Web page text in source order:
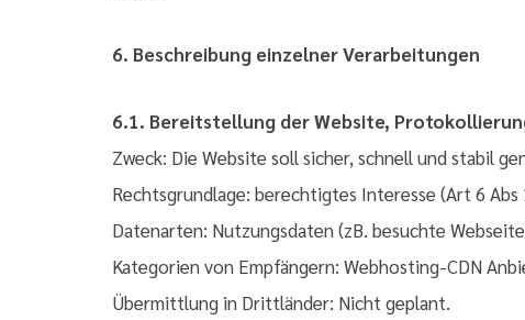
6. Beschreibung einzelner Verarbeitungen
6.1. Bereitstellung der Website,
Zweck: Die Website soll sicher, schnell und stabil
Rechtsgrundlage: berechtigtes Interesse (Art 6
Datenarten: Nutzungsdaten (zB. besuchte
Kategorien von Empfängern: Webhosting-CDN
Übermittlung in Drittländer: Nicht geplant.